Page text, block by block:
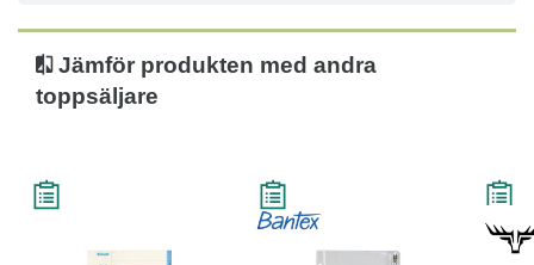
Jämför produkten med andra
toppsäljare